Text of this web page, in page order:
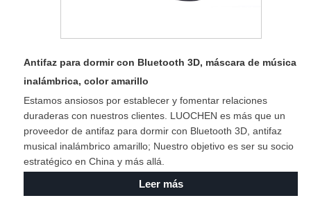
Antifaz para dormir con Bluetooth 3D, máscara de música
inalámbrica, color amarillo
Estamos ansiosos por establecer y fomentar relaciones
duraderas con nuestros clientes. LUOCHEN es más que un
proveedor de antifaz para dormir con Bluetooth 3D, antifaz
musical inalámbrico amarillo; Nuestro objetivo es ser su socio
estratégico en China y más allá.
Leer más